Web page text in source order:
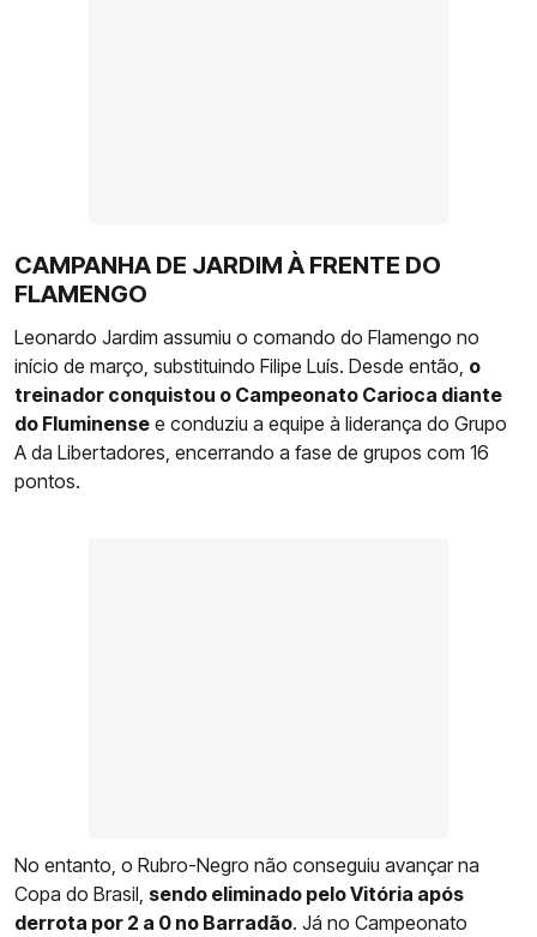
CAMPANHA DE JARDIM À FRENTE DO
FLAMENGO
Leonardo Jardim assumiu o comando do Flamengo no
início de março, substituindo Filipe Luís. Desde então, o
treinador conquistou o Campeonato Carioca diante
do Fluminense e conduziu a equipe à liderança do Grupo
A da Libertadores, encerrando a fase de grupos com 16
pontos.
No entanto, o Rubro-Negro não conseguiu avançar na
Copa do Brasil, sendo eliminado pelo Vitória após
derrota por 2 a 0 no Barradão. Já no Campeonato